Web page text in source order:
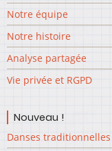
Notre équipe
Notre histoire
Analyse partagée
Vie privée et RGPD
Nouveau !
Danses